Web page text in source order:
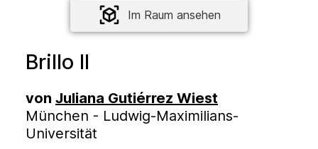
Im Raum ansehen
Brillo II
von Juliana Gutiérrez Wiest
München - Ludwig-Maximilians-
Universität